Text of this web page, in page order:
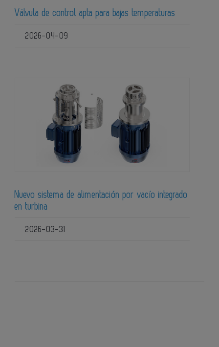
Válvula de control apta para bajas temperaturas
2026-04-09
Nuevo sistema de alimentación por vacío integrado
en turbina
2026-03-31